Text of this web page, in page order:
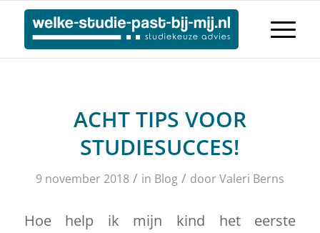
ACHT TIPS VOOR
STUDIESUCCES!
9 november 2018 / in Blog / doorValeri Berns
Hoe help ik mijn kind het eerste